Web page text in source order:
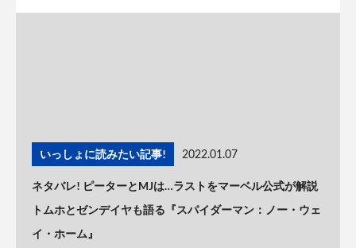
いっしょに読みたい記事! 2022.01.07
ネタバレ! ピーターとMJは…ラストをマーベル公式が解説
トムホとゼンデイヤも語る『スパイダーマン：ノー・ウェ
イ・ホーム』